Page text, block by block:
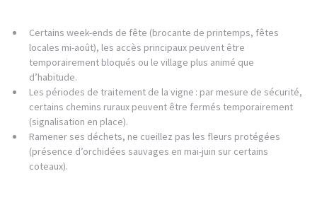
Certains week-ends de fête (brocante de printemps, fêtes
locales mi-août), les accès principaux peuvent être
temporairement bloqués ou le village plus animé que
d’habitude.
Les périodes de traitement de la vigne : par mesure de sécurité,
certains chemins ruraux peuvent être fermés temporairement
(signalisation en place).
Ramener ses déchets, ne cueillez pas les fleurs protégées
(présence d’orchidées sauvages en mai-juin sur certains
coteaux).